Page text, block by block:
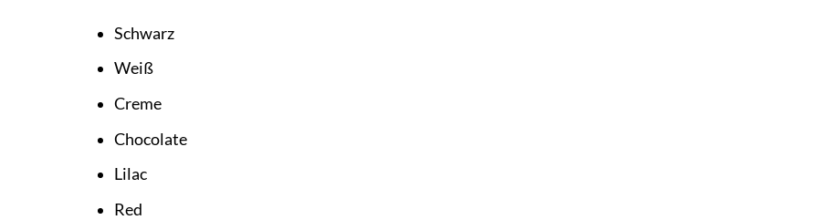
Schwarz
Weiß
Creme
Chocolate
Lilac
Red